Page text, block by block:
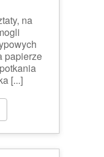
na
papierze
[...]